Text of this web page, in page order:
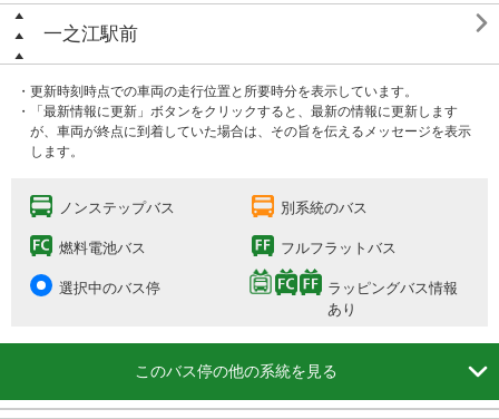
一之江駅前 
・更新時刻時点での車両の走行位置と所要時分を表示しています。
・「最新情報に更新」ボタンをクリックすると、最新の情報に更新します
が、車両が終点に到着していた場合は、その旨を伝えるメッセージを表示
します。
ノンステップバス 別系統のバス
燃料電池バス フルフラットバス
選択中のバス停
ラッピングバス情報
あり
このバス停の他の系統を見る 